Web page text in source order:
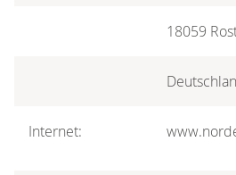
18059
Internet: